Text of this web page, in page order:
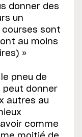
donner des
un
sont
au moins
»
pneu de
peut donner
autres au
comme